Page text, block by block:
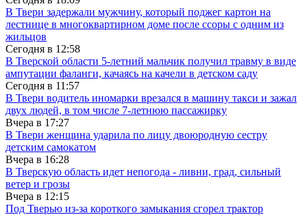
В Твери задержали мужчину, который поджег картон на
лестнице в многоквартирном доме после ссоры с одним из
жильцов
Сегодня в 12:58
В Тверской области 5-летний мальчик получил травму в виде
ампутации фаланги, качаясь на качели в детском саду
Сегодня в 11:57
В Твери водитель иномарки врезался в машину такси и зажал
двух людей, в том числе 7-летнюю пассажирку
Вчера в 17:27
В Твери женщина ударила по лицу двоюродную сестру
детским самокатом
Вчера в 16:28
В Тверскую область идет непогода - ливни, град, сильный
ветер и грозы
Вчера в 12:15
Под Тверью из-за короткого замыкания сгорел трактор